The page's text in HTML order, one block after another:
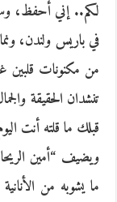
لكم.. إني أحفظ،
في باريس ولندن،
من مكنونات قلبين
تنشدان الحقيقة
قبلك ما قلته أنت
ويضيف “أمين
ما يشوبه من